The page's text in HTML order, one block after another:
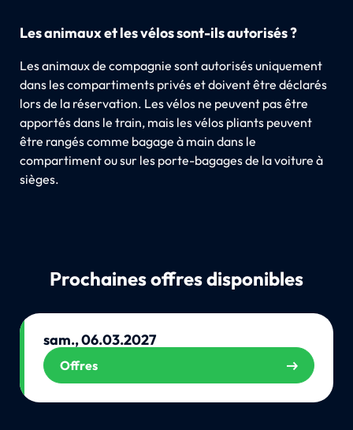
Les animaux et les vélos sont-ils autorisés ?
Les animaux de compagnie sont autorisés uniquement
dans les compartiments privés et doivent être déclarés
lors de la réservation. Les vélos ne peuvent pas être
apportés dans le train, mais les vélos pliants peuvent
être rangés comme bagage à main dans le
compartiment ou sur les porte-bagages de la voiture à
sièges.
Prochaines offres disponibles
sam., 06.03.2027
Offres